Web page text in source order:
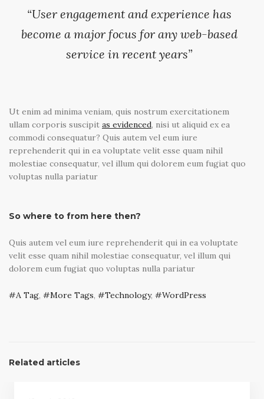
“User engagement and experience has
become a major focus for any web-based
service in recent years”
Ut enim ad minima veniam, quis nostrum exercitationem
ullam corporis suscipit as evidenced, nisi ut aliquid ex ea
commodi consequatur? Quis autem vel eum iure
reprehenderit qui in ea voluptate velit esse quam nihil
molestiae consequatur, vel illum qui dolorem eum fugiat quo
voluptas nulla pariatur
So where to from here then?
Quis autem vel eum iure reprehenderit qui in ea voluptate
velit esse quam nihil molestiae consequatur, vel illum qui
dolorem eum fugiat quo voluptas nulla pariatur
A Tag, More Tags, Technology, WordPress
Related articles